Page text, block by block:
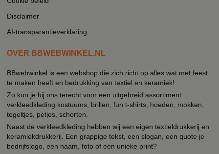
Disclaimer
AI-transparantieverklaring
OVER BBWEBWINKEL.NL
BBwebwinkel is een webshop die zich richt op alles wat met feest
te maken heeft en bedrukking van textiel en keramiek!
Zo kun je bij ons terecht voor een uitgebreid assortiment
verkleedkleding kostuums, brillen, fun t-shirts, hoeden, mokken,
tegeltjes, petjes, schorten.
Naast de verkleedkleding hebben wij een eigen textieldrukkerij en
keramiekdrukkerij. Een grappige tekst, een slogan, een quote je
bedrijfslogo, een naam, foto of een unieke print?